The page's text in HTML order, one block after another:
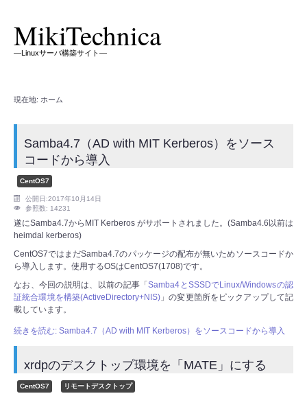
MikiTechnica
―Linuxサーバ構築サイト―
現在地: ホーム
Samba4.7（AD with MIT Kerberos）をソース
コードから導入
CentOS7
公開日:2017年10月14日
参照数: 14231
遂にSamba4.7からMIT Kerberos がサポートされました。(Samba4.6以前は
heimdal kerberos)
CentOS7ではまだSamba4.7のパッケージの配布が無いためソースコードか
ら導入します。使用するOSはCentOS7(1708)です。
なお、今回の説明は、以前の記事「Samba4とSSSDでLinux/Windowsの認
証統合環境を構築(ActiveDirectory+NIS) 」の変更箇所をピックアップして記
載しています。
続きを読む: Samba4.7（AD with MIT Kerberos）をソースコードから導入
xrdpのデスクトップ環境を「MATE」にする
CentOS7 リモートデスクトップ